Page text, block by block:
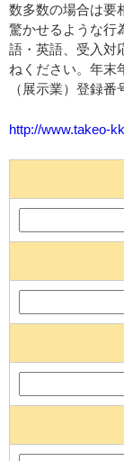
数多数の場合は要
驚かせるような行
語・英語、受入対
ねください。年末
（展示業）登録番
http://www.takeo-